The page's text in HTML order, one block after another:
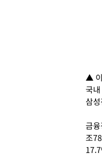
▲
국
삼
금
조